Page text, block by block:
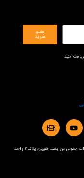
عضو
شوید
کنید
آدرس : میدان ونک خیابان خدامی بعد از پل کردستان انتهای خیابان آرارات جنوبی بن بست شیرین پلاک3 واحد